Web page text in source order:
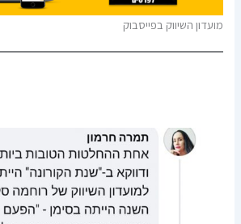
מועדון השיווק בפייסבוק